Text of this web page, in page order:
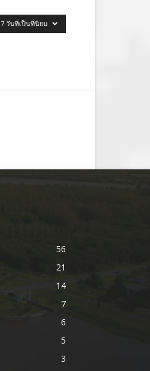
7 วันที่เป็นที่นิยม
56
21
14
7
6
5
3